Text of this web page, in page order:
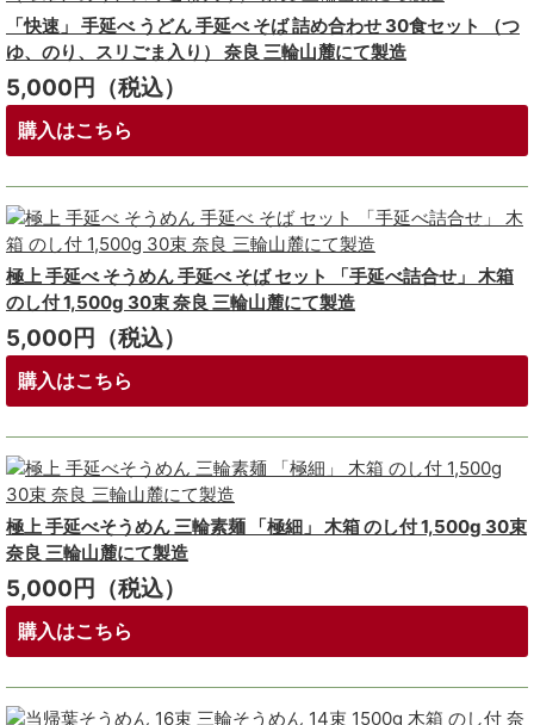
「快速」 手延べ うどん 手延べ そば 詰め合わせ 30食セット （つ
ゆ、のり、スリごま入り） 奈良 三輪山麓にて製造
5,000円（税込）
購入はこちら
極上 手延べ そうめん 手延べ そば セット 「手延べ詰合せ」 木箱
のし付 1,500g 30束 奈良 三輪山麓にて製造
5,000円（税込）
購入はこちら
極上 手延べそうめん 三輪素麺 「極細」 木箱 のし付 1,500g 30束
奈良 三輪山麓にて製造
5,000円（税込）
購入はこちら